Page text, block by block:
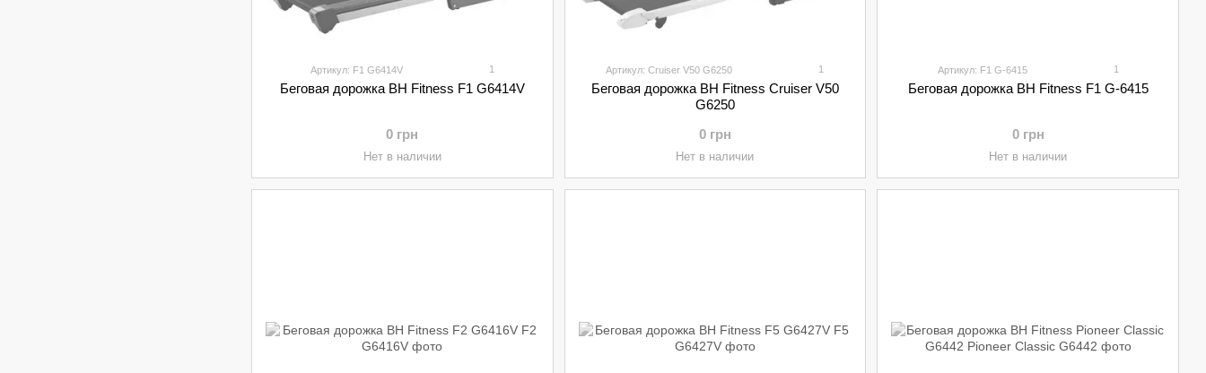
Артикул: F1 G6414V 1
Беговая дорожка BH Fitness F1 G6414V
0 грн
Нет в наличии
Артикул: Cruiser V50 G6250 1
Беговая дорожка BH Fitness Cruiser V50
G6250
0 грн
Нет в наличии
Артикул: F1 G-6415 1
Беговая дорожка BH Fitness F1 G-6415
0 грн
Нет в наличии